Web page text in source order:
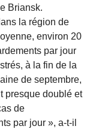
Briansk.
la région de
environ 20
par jour
à la fin de la
de septembre,
presque doublé et
de
par jour », a-t-il